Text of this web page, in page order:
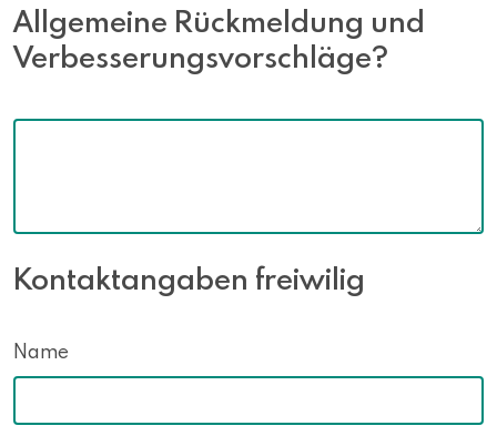
Allgemeine Rückmeldung und
Verbesserungsvorschläge?
Kontaktangaben freiwilig
Name